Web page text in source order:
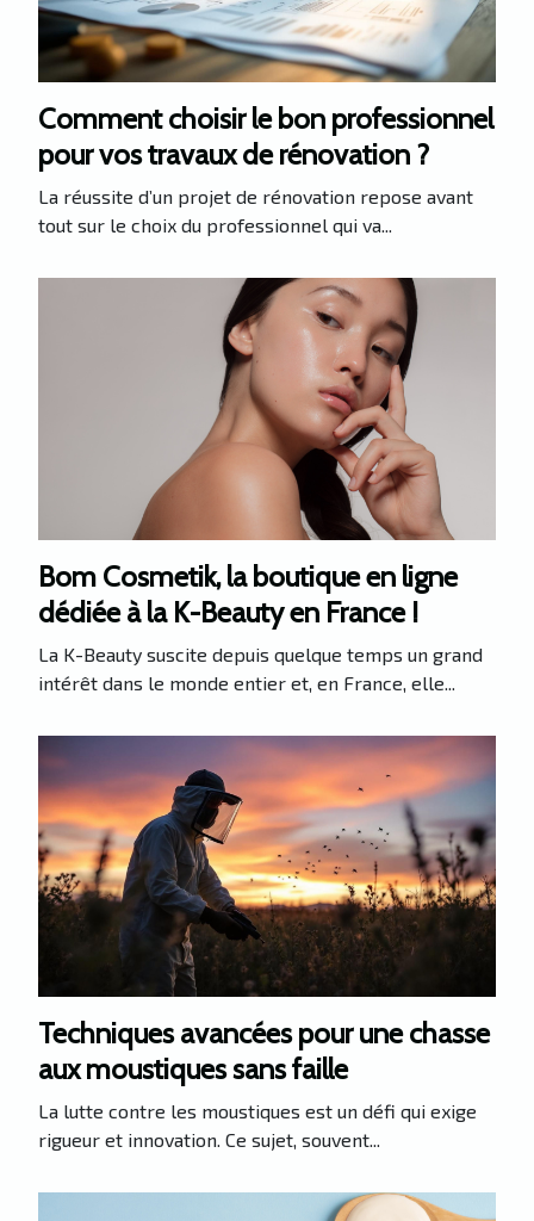
Comment choisir le bon professionnel
pour vos travaux de rénovation ?
La réussite d’un projet de rénovation repose avant
tout sur le choix du professionnel qui va...
Bom Cosmetik, la boutique en ligne
dédiée à la K-Beauty en France !
La K-Beauty suscite depuis quelque temps un grand
intérêt dans le monde entier et, en France, elle...
Techniques avancées pour une chasse
aux moustiques sans faille
La lutte contre les moustiques est un défi qui exige
rigueur et innovation. Ce sujet, souvent...